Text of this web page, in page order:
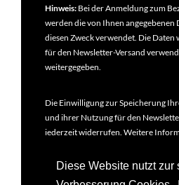
Diese Website nutzt zur
Hinweis: Bei der Anmeldung zum
werden die von Ihnen
diesen Zweck verwendet. Die Daten
für den Newsletter-Versand
weitergegeben.
Die Einwilligung zur Speicherung
und ihrer Nutzung für den
jederzeit widerrufen. Weitere
Datenschutzbestimmungen